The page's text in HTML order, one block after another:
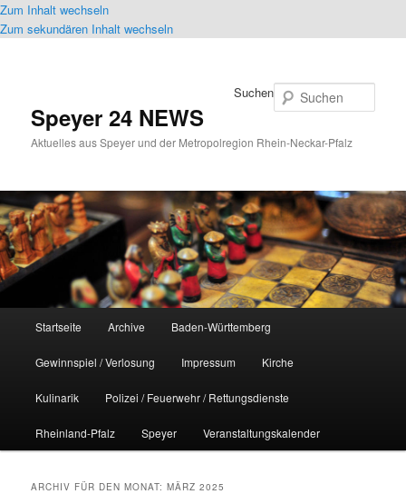
Zum Inhalt wechseln
Zum sekundären Inhalt wechseln
Speyer 24 NEWS
Aktuelles aus Speyer und der Metropolregion Rhein-Neckar-Pfalz
Suchen
Startseite Archive Baden-Württemberg
Gewinnspiel / Verlosung Impressum Kirche
Kulinarik Polizei / Feuerwehr / Rettungsdienste
Rheinland-Pfalz Speyer Veranstaltungskalender
ARCHIV FÜR DEN MONAT:MÄRZ 2025